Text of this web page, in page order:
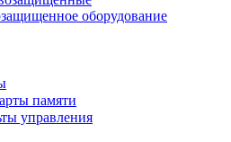
оборудование
памяти
управления